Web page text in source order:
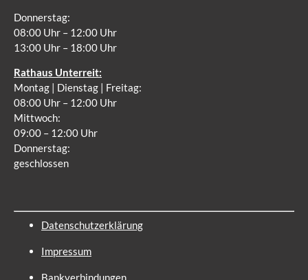
Donnerstag:
08:00 Uhr – 12:00 Uhr
13:00 Uhr – 18:00 Uhr
Rathaus Unterreit:
Montag | Dienstag | Freitag:
08:00 Uhr – 12:00 Uhr
Mittwoch:
09:00 – 12:00 Uhr
Donnerstag:
geschlossen
Datenschutzerklärung
Impressum
Bankverbindungen